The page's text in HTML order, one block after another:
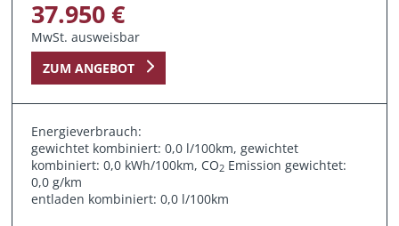
37.950 €
MwSt. ausweisbar
ZUM ANGEBOT
Energieverbrauch:
gewichtet kombiniert: 0,0 l/100km, gewichtet
kombiniert: 0,0 kWh/100km, CO2 Emission gewichtet:
0,0 g/km
entladen kombiniert: 0,0 l/100km